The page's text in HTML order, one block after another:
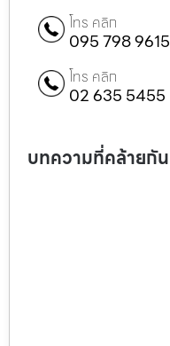
โทร คลิก
095 798 9615
โทร คลิก
02 635 5455
บทความที่คล้ายกัน